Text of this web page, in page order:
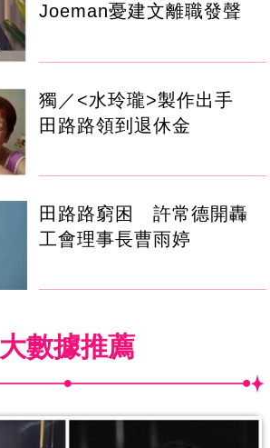
Joeman憂建文離職發聲
獨／<水玲瓏>製作出手
田路路領到退休金
田路路窮困 許常德開轟
工會理事長曹雨婷
大數據推薦